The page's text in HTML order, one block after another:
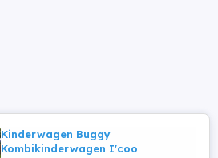
Kinderwagen Buggy
Kombikinderwagen I'coo